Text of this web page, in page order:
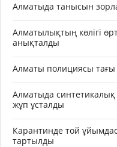
Алматыда танысын
Алматылықтың көлігі
анықталды
Алматы полициясы тағы
Алматыда синтетикалық
жұп ұсталды
Карантинде той
тартылды